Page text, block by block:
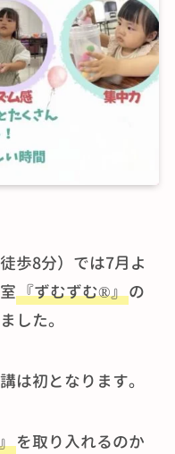
歩8分）では7月よ
『ずむずむ®』の
した。
は初となります。
を取り入れるのか